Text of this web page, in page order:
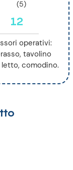
12
operativi:
tavolino
letto, comodino.